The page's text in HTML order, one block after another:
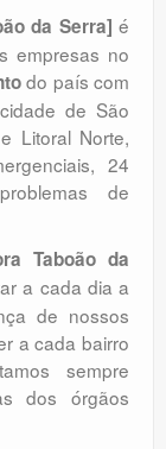
da Serra] é
empresas no
do país com
de São
Litoral Norte,
24
de
Taboão da
a cada dia a
de nossos
a cada bairro
sempre
dos órgãos